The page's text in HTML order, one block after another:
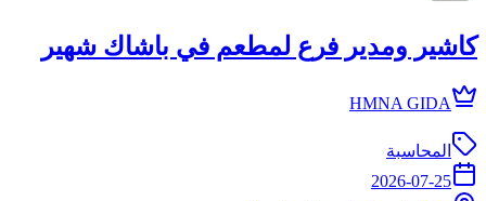
كاشير ومدير فرع لمطعم في باشاك شهير
HMNA GIDA
المحاسبة
2026-07-25